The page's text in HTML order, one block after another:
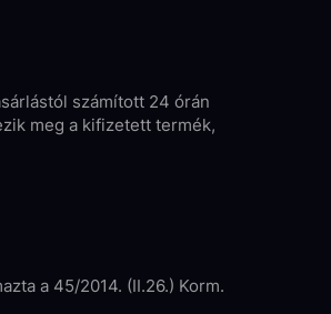
számított 24 órán
meg a kifizetett termék,
a 45/2014. (II.26.) Korm.